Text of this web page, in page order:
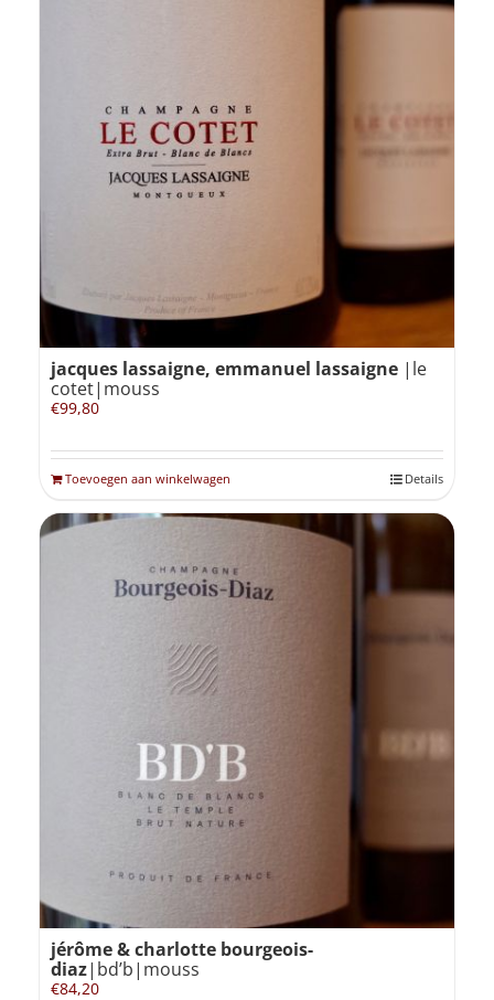
jacques lassaigne, emmanuel lassaigne |le
cotet|mouss
€99,80
Toevoegen aan winkelwagen Details
jérôme & charlotte bourgeois-
diaz|bd’b|mouss
€84,20